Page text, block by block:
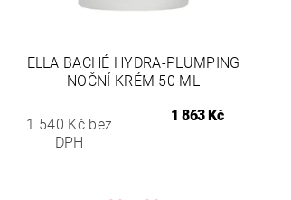
ELLA BACHÉ HYDRA-PLUMPING
NOČNÍ KRÉM 50 ML
1 540 Kč bez
DPH
1 863 Kč